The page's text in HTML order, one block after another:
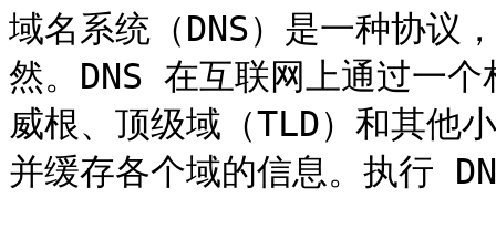
域名系统（DNS）是一种协
然。DNS 在互联网上通过一
威根、顶级域（TLD）和其他
并缓存各个域的信息。执行